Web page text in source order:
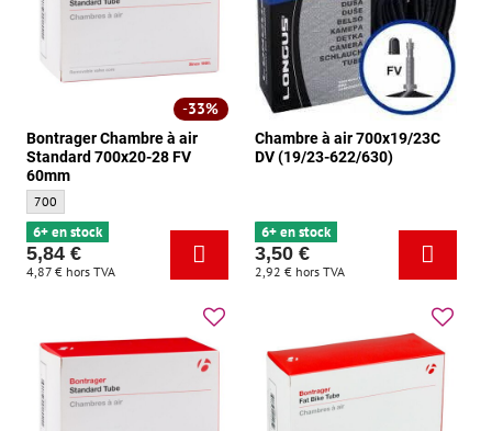
33%
Bontrager Chambre à air
Standard 700x20-28 FV
60mm
Bontrager Chambre à air Standard 700x20-28 FV 60mm - Taille:
700
6+ en stock
5,84 €
4,87 € hors TVA
Chambre à air 700x19/23C
DV (19/23-622/630)
6+ en stock
3,50 €
2,92 € hors TVA